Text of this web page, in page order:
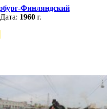
Финляндский
1960 г.